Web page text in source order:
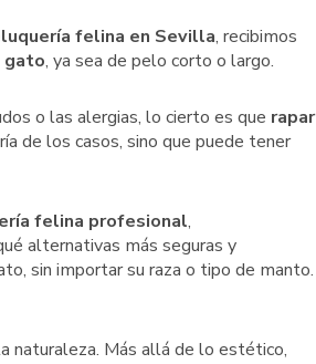
felina en Sevilla, recibimos
gato, ya sea de pelo corto o largo.
o las alergias, lo cierto es que rapar
de los casos, sino que puede tener
felina profesional,
alternativas más seguras y
sin importar su raza o tipo de manto.
naturaleza. Más allá de lo estético,